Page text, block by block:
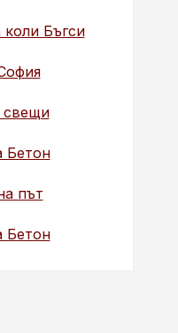
коли Бъгси
свещи
Бетон
път
Бетон